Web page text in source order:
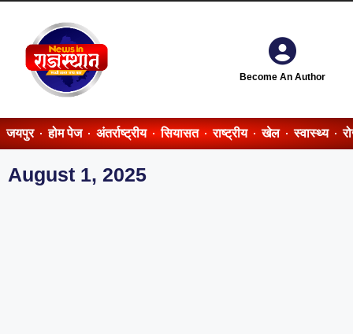
Become An Author
जयपुर होम पेज अंतर्राष्ट्रीय सियासत राष्ट्रीय खेल स्वास्थ्य
August 1, 2025